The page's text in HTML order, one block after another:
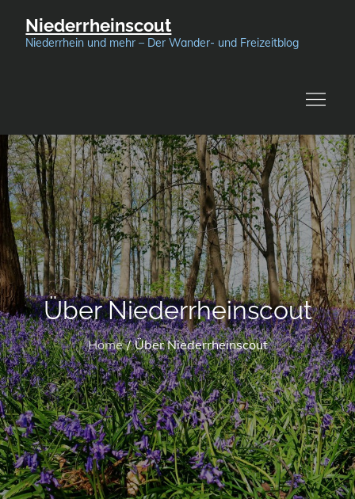
Niederrheinscout
Niederrhein und mehr – Der Wander- und Freizeitblog
Über Niederrheinscout
Home Über Niederrheinscout